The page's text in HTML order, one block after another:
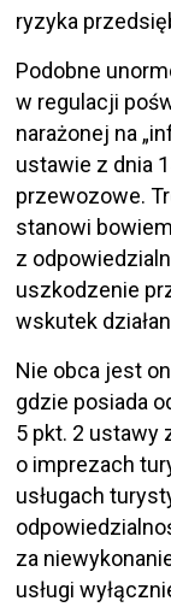
ryzyka
Podobne
w regulacji
narażonej na
ustawie z dnia
przewozowe.
stanowi
z
uszkodzenie
wskutek
Nie obca jest
gdzie posiada
5 pkt. 2 ustawy
o imprezach
usługach
za
usługi